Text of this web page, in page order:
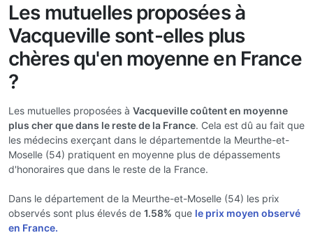
Les mutuelles proposées à
Vacqueville sont-elles plus
chères qu'en moyenne en France
?
Les mutuelles proposées à Vacqueville coûtent en moyenne
plus cher que dans le reste de la France. Cela est dû au fait que
les médecins exerçant dans le départementde la Meurthe-et-
Moselle (54) pratiquent en moyenne plus de dépassements
d'honoraires que dans le reste de la France.
Dans le département de la Meurthe-et-Moselle (54) les prix
observés sont plus élevés de 1.58% que le prix moyen observé
en France.